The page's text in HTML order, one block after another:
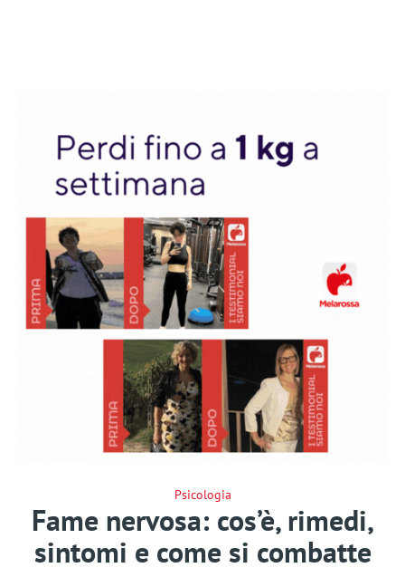
Psicologia
Fame nervosa: cos’è, rimedi,
sintomi e come si combatte